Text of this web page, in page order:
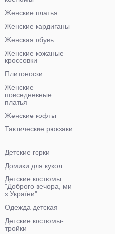
Женские платья
Женские кардиганы
Женская обувь
Женские кожаные
кроссовки
Плитоноски
Женские
повседневные
платья
Женские кофты
Тактические рюкзаки
Детские горки
Домики для кукол
Детские костюмы
"Доброго вечора, ми
з України"
Одежда детская
Детские костюмы-
тройки